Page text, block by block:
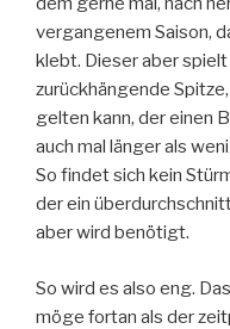
vergangenem Saison,
klebt. Dieser aber
zurückhängende
gelten kann, der einen
auch mal länger als
So findet sich kein
der ein
aber wird benötigt.
So wird es also eng.
möge fortan als der